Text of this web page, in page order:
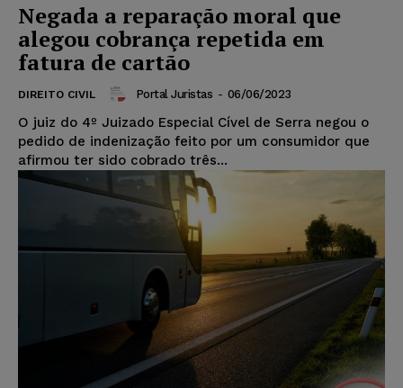
Negada a reparação moral que
alegou cobrança repetida em
fatura de cartão
DIREITO CIVIL Portal Juristas - 06/06/2023
O juiz do 4º Juizado Especial Cível de Serra negou o
pedido de indenização feito por um consumidor que
afirmou ter sido cobrado três...